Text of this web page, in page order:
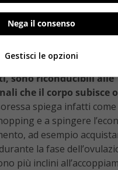
sul Journal of
anche al mercato. C’è un
di acquirenti che
all’acquisto tramite una
Alcuni
sono riconducibili alle
che il corpo subisce
spiega infatti
e a spingere
ad esempio
la fase
più inclini
Nega il consenso
Gestisci le opzioni